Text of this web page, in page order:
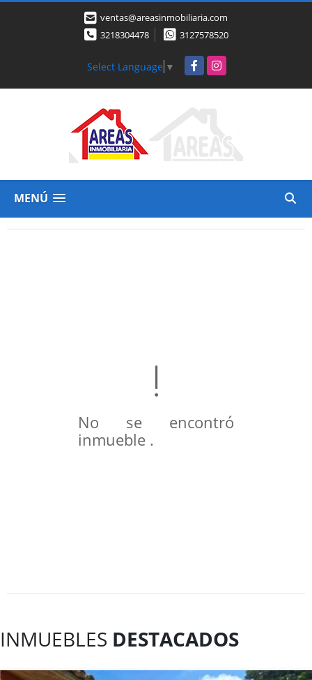
ventas@areasinmobiliaria.com
3218304478
3127578520
Select Language ▼ FacebookInstagram
MENÚ
No se encontró
inmueble .
INMUEBLES DESTACADOS